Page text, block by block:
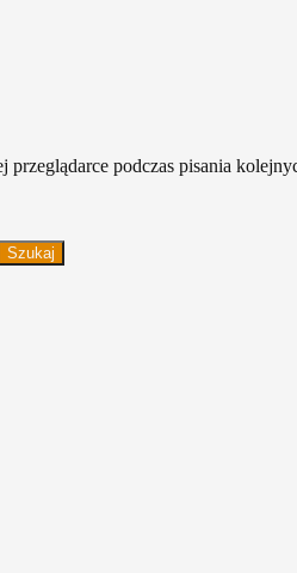
przeglądarce podczas pisania